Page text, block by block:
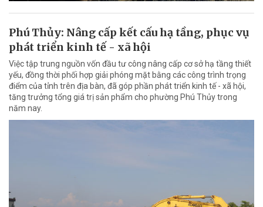
Phú Thủy: Nâng cấp kết cấu hạ tầng, phục vụ
phát triển kinh tế - xã hội
Việc tập trung nguồn vốn đầu tư công nâng cấp cơ sở hạ tầng thiết
yếu, đồng thời phối hợp giải phóng mặt bằng các công trình trọng
điểm của tỉnh trên địa bàn, đã góp phần phát triển kinh tế - xã hội,
tăng trưởng tổng giá trị sản phẩm cho phường Phú Thủy trong
năm nay.